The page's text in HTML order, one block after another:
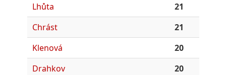
Lhůta
21
Chrást
21
Klenová
20
Drahkov
20